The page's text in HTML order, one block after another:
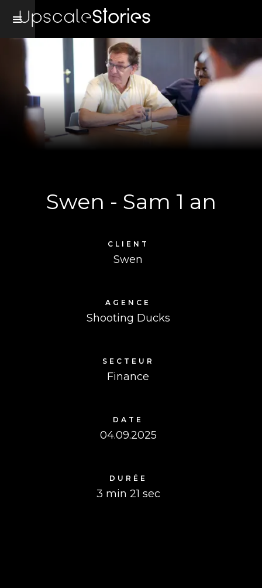
Swen - Sam 1 an
CLIENT
Swen
AGENCE
Shooting Ducks
SECTEUR
Finance
DATE
04.09.2025
DURÉE
3 min 21 sec